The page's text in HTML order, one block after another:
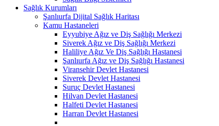
Sağlık Kurumları
Şanlıurfa Dijital Sağlık Haritası
Kamu Hastaneleri
Eyyubiye Ağız ve Diş Sağlığı Merkezi
Siverek Ağız ve Diş Sağlığı Merkezi
Haliliye Ağız Ve Diş Sağlığı Hastanesi
Şanlıurfa Ağız ve Diş Sağlığı Hastanesi
Viransehir Devlet Hastanesi
Siverek Devlet Hastanesi
Suruç Devlet Hastanesi
Hilvan Devlet Hastanesi
Halfeti Devlet Hastanesi
Harran Devlet Hastanesi